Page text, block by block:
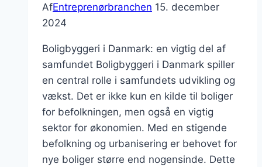
AfEntreprenørbranchen 15. december
2024
Boligbyggeri i Danmark: en vigtig del af
samfundet Boligbyggeri i Danmark spiller
en central rolle i samfundets udvikling og
vækst. Det er ikke kun en kilde til boliger
for befolkningen, men også en vigtig
sektor for økonomien. Med en stigende
befolkning og urbanisering er behovet for
nye boliger større end nogensinde. Dette